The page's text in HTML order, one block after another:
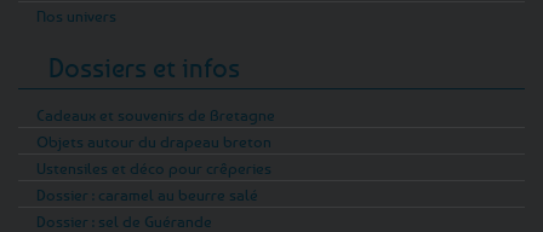
Nos univers
Dossiers et infos
Cadeaux et souvenirs de Bretagne
Objets autour du drapeau breton
Ustensiles et déco pour crêperies
Dossier : caramel au beurre salé
Dossier : sel de Guérande